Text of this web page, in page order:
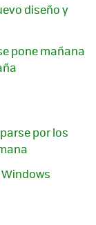
diseño y
pone mañana
por los